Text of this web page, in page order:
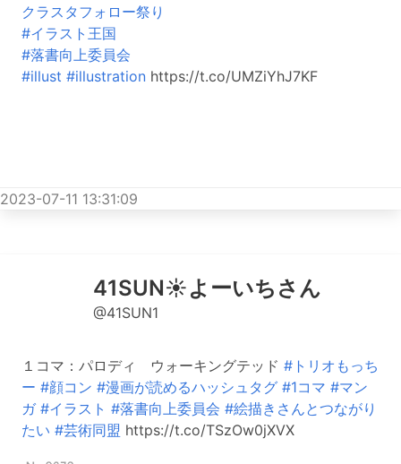
クラスタフォロー祭り
#イラスト王国
#落書向上委員会
#illust #illustration https://t.co/UMZiYhJ7KF
2023-07-11 13:31:09
41SUN☀️よーいちさん
@41SUN1
１コマ：パロディ ウォーキングテッド #トリオもっち
ー #顔コン #漫画が読めるハッシュタグ #1コマ #マン
ガ #イラスト #落書向上委員会 #絵描きさんとつながり
たい #芸術同盟 https://t.co/TSzOw0jXVX